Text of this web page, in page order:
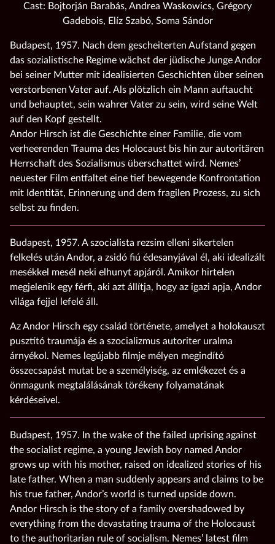
Cast: Bojtorján Barabás, Andrea Waskowics, Grégory
Gadebois, Elíz Szabó, Soma Sándor
Budapest, 1957. Nach dem gescheiterten Aufstand gegen
das sozialistische Regime wächst der jüdische Junge Andor
bei seiner Mutter mit idealisierten Geschichten über seinen
verstorbenen Vater auf. Als plötzlich ein Mann auftaucht
und behauptet, sein wahrer Vater zu sein, wird seine Welt
auf den Kopf gestellt.
Andor Hirsch ist die Geschichte einer Familie, die vom
verheerenden Trauma des Holocaust bis hin zur autoritären
Herrschaft des Sozialismus überschattet wird. Nemes’
neuester Film entfaltet eine tief bewegende Konfrontation
mit Identität, Erinnerung und dem fragilen Prozess, zu sich
selbst zu finden.
Budapest, 1957. A szocialista rezsim elleni sikertelen
felkelés után Andor, a zsidó fiú édesanyjával él, aki idealizált
mesékkel mesél neki elhunyt apjáról. Amikor hirtelen
megjelenik egy férfi, aki azt állítja, hogy az igazi apja, Andor
világa fejjel lefelé áll.
Az Andor Hirsch egy család története, amelyet a holokauszt
pusztító traumája és a szocializmus autoriter uralma
árnyékol. Nemes legújabb filmje mélyen megindító
összecsapást mutat be a személyiség, az emlékezet és a
önmagunk megtalálásának törékeny folyamatának
kérdéseivel.
Budapest, 1957. In the wake of the failed uprising against
the socialist regime, a young Jewish boy named Andor
grows up with his mother, raised on idealized stories of his
late father. When a man suddenly appears and claims to be
his true father, Andor’s world is turned upside down.
Andor Hirsch is the story of a family overshadowed by
everything from the devastating trauma of the Holocaust
to the authoritarian rule of socialism. Nemes’ latest film